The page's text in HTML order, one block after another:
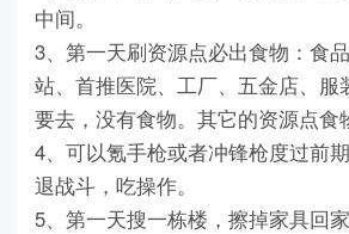
中间。
3、第一天刷资源点必出食物：食
站、首推医院、工厂、五金店、服
要去，没有食物。其它的资源点食
4、可以氪手枪或者冲锋枪度过前
退战斗，吃操作。
5、第一天搜一栋楼，擦掉家具回